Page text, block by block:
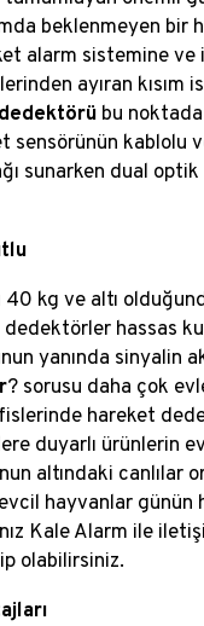
beklenmeyen
alarm sistemine
ayıran kısım
bu noktada
kablolu
sunarken dual
kg ve altı
hassas
yanında sinyalin
? sorusu daha çok
hareket
duyarlı ürünlerin
altındaki
hayvanlar
Kale Alarm ile
olabilirsiniz.